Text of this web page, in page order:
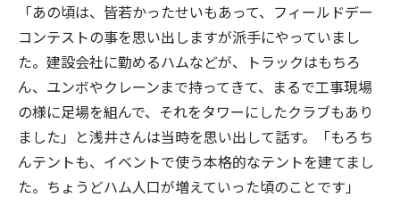
「あの頃は、皆若かったせいもあって、フィールドデー
コンテストの事を思い出しますが派手にやっていまし
た。建設会社に勤めるハムなどが、トラックはもちろ
ん、ユンボやクレーンまで持ってきて、まるで工事現場
の様に足場を組んで、それをタワーにしたクラブもあり
ました」と浅井さんは当時を思い出して話す。「もろち
んテントも、イベントで使う本格的なテントを建てまし
た。ちょうどハム人口が増えていった頃のことです」